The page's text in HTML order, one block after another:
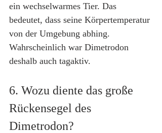
ein wechselwarmes Tier. Das
bedeutet, dass seine Körpertemperatur
von der Umgebung abhing.
Wahrscheinlich war Dimetrodon
deshalb auch tagaktiv.
6. Wozu diente das große
Rückensegel des
Dimetrodon?